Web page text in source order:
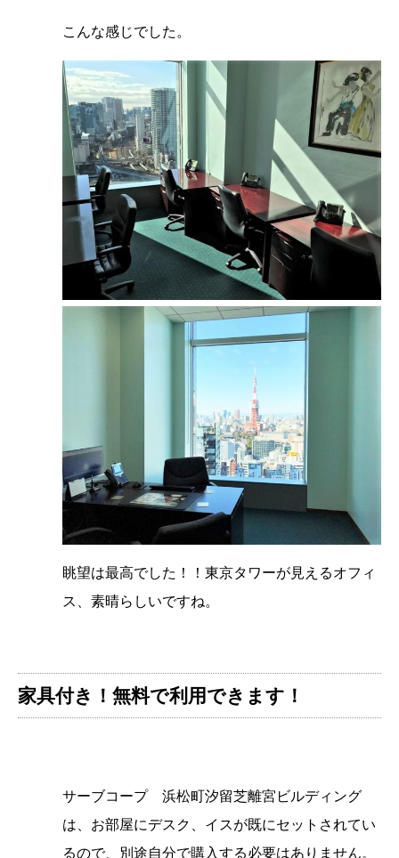
こんな感じでした。
眺望は最高でした！！東京タワーが見えるオフィ
ス、素晴らしいですね。
家具付き！無料で利用できます！
サーブコープ 浜松町汐留芝離宮ビルディング
は、お部屋にデスク、イスが既にセットされてい
るので、別途自分で購入する必要はありません。